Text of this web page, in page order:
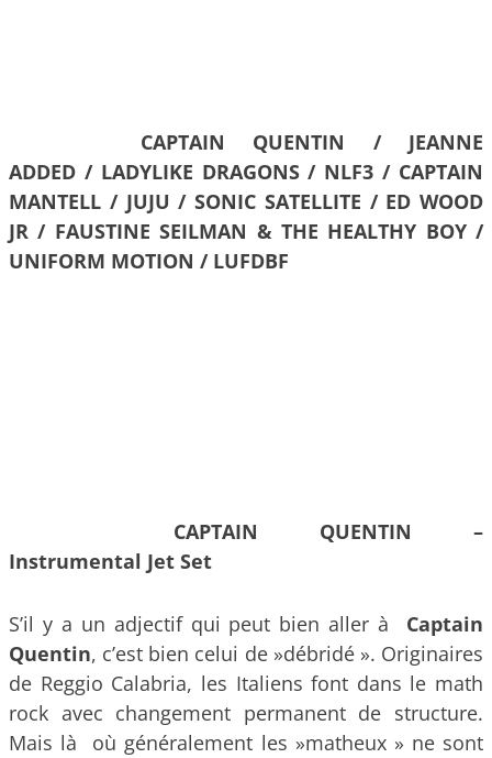
CAPTAIN QUENTIN / JEANNE
ADDED / LADYLIKE DRAGONS / NLF3 / CAPTAIN
MANTELL / JUJU / SONIC SATELLITE / ED WOOD
JR / FAUSTINE SEILMAN & THE HEALTHY BOY /
UNIFORM MOTION / LUFDBF
CAPTAIN QUENTIN –
Instrumental Jet Set
S’il y a un adjectif qui peut bien aller à Captain
Quentin, c’est bien celui de »débridé ». Originaires
de Reggio Calabria, les Italiens font dans le math
rock avec changement permanent de structure.
Mais là où généralement les »matheux » ne sont